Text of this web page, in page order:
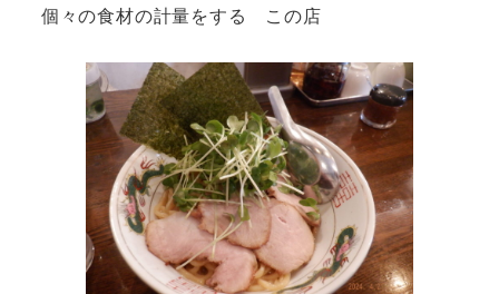
個々の食材の計量をする この店